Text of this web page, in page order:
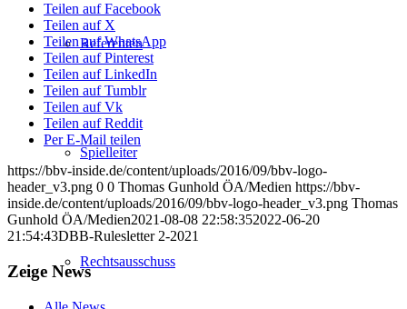
Referenten
Spielleiter
Rechtsausschuss
Teilen auf Facebook
Teilen auf X
Teilen auf WhatsApp
Teilen auf Pinterest
Teilen auf LinkedIn
Teilen auf Tumblr
Teilen auf Vk
Teilen auf Reddit
Per E-Mail teilen
https://bbv-inside.de/content/uploads/2016/09/bbv-logo-
header_v3.png 0 0 Thomas Gunhold ÖA/Medien https://bbv-
inside.de/content/uploads/2016/09/bbv-logo-header_v3.png Thomas
Gunhold ÖA/Medien2021-08-08 22:58:352022-06-20
21:54:43DBB-Rulesletter 2-2021
Zeige News